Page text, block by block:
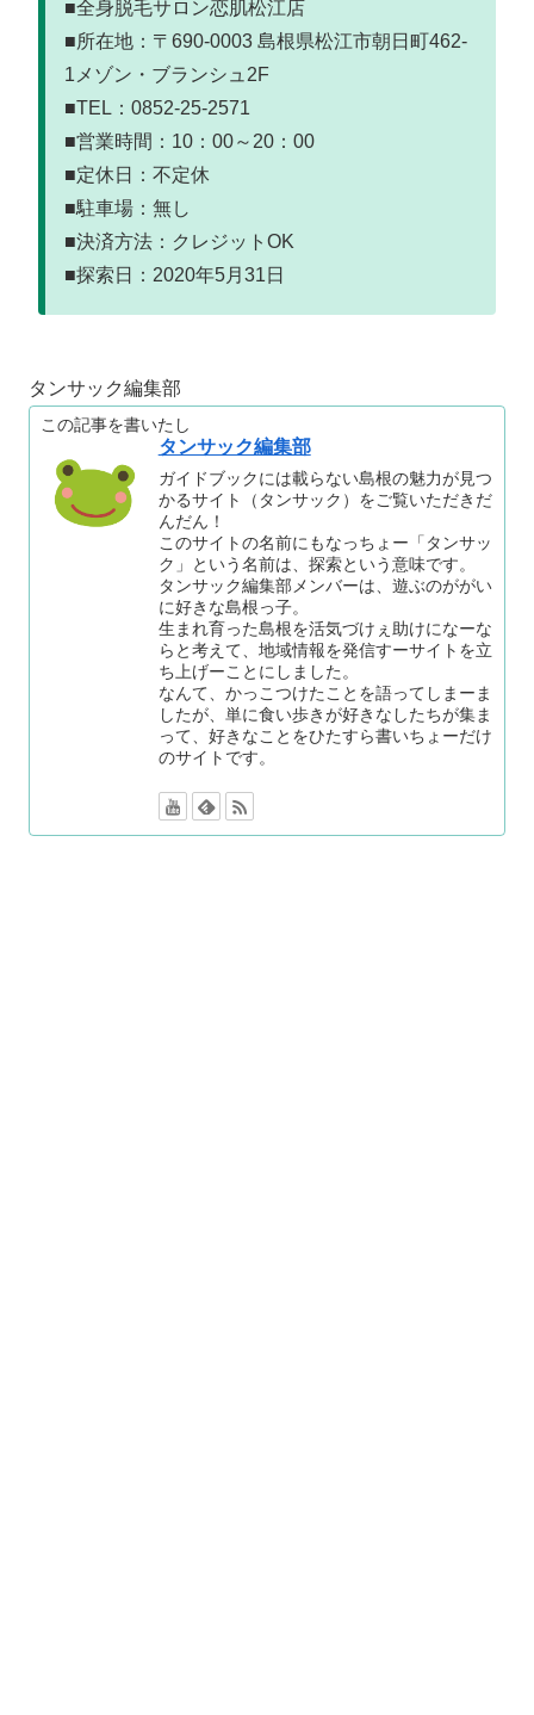
■全身脱毛サロン恋肌松江店
■所在地：〒690-0003 島根県松江市朝日町462-
1メゾン・ブランシュ2F
■TEL：0852-25-2571
■営業時間：10：00～20：00
■定休日：不定休
■駐車場：無し
■決済方法：クレジットOK
■探索日：2020年5月31日
タンサック編集部
この記事を書いたし
タンサック編集部
ガイドブックには載らない島根の魅力が見つ
かるサイト（タンサック）をご覧いただきだ
んだん！
このサイトの名前にもなっちょー「タンサッ
ク」という名前は、探索という意味です。
タンサック編集部メンバーは、遊ぶのががい
に好きな島根っ子。
生まれ育った島根を活気づけぇ助けになーな
らと考えて、地域情報を発信すーサイトを立
ち上げーことにしました。
なんて、かっこつけたことを語ってしまーま
したが、単に食い歩きが好きなしたちが集ま
って、好きなことをひたすら書いちょーだけ
のサイトです。